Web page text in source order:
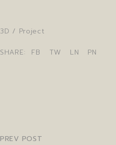
3D / Project
SHARE: FB TW LN PN
PREV POST